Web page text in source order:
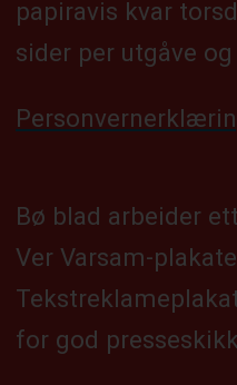
papiravis kvar
sider per utgåve
Bø blad arbeider
Ver Varsam-
for god